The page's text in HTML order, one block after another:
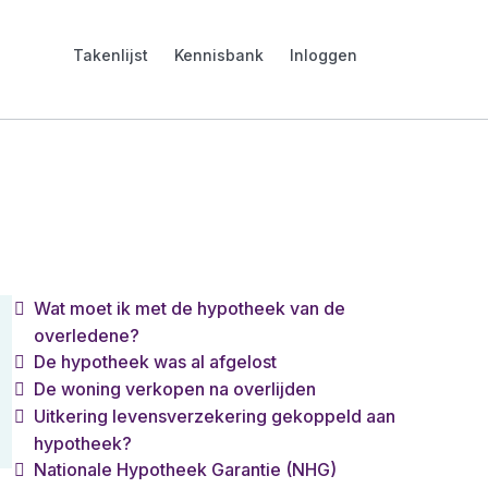
Takenlijst Kennisbank Inloggen
Wat moet ik met de hypotheek van de
overledene?
De hypotheek was al afgelost
De woning verkopen na overlijden
Uitkering levensverzekering gekoppeld aan
hypotheek?
Nationale Hypotheek Garantie (NHG)